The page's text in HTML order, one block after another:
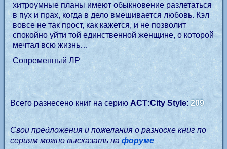
хитроумные планы имеют обыкновение разлетаться
в пух и прах, когда в дело вмешивается любовь. Кэл
вовсе не так прост, как кажется, и не позволит
спокойно уйти той единственной женщине, о которой
мечтал всю жизнь…
Современный ЛР
Всего разнесено книг на сериюАСТ:City Style:209
Свои предложения и пожелания о разноске книг по
сериям можно высказать нафоруме